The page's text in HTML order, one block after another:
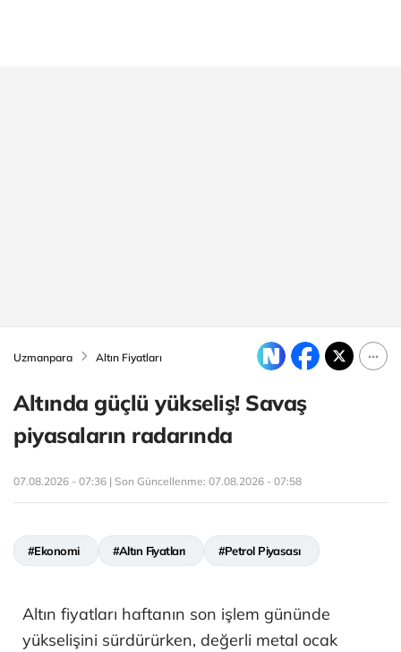
Uzmanpara Altın Fiyatları
Altında güçlü yükseliş! Savaş
piyasaların radarında
07.08.2026 - 07:36 | Son Güncellenme: 07.08.2026 - 07:58
#Ekonomi #Altın Fiyatları #Petrol Piyasası
Altın fiyatları haftanın son işlem gününde
yükselişini sürdürürken, değerli metal ocak